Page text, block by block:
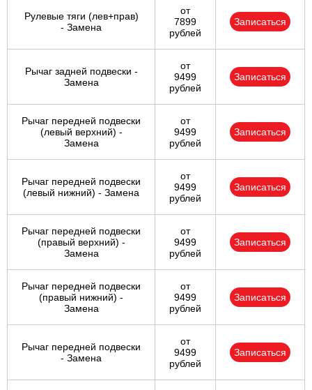
Рулевые тяги (лев+прав)
- Замена
от
7899
рублей
Записаться
Рычаг задней подвески -
Замена
от
9499
рублей
Записаться
Рычаг передней подвески
(левый верхний) -
Замена
от
9499
рублей
Записаться
Рычаг передней подвески
(левый нижний) - Замена
от
9499
рублей
Записаться
Рычаг передней подвески
(правый верхний) -
Замена
от
9499
рублей
Записаться
Рычаг передней подвески
(правый нижний) -
Замена
от
9499
рублей
Записаться
Рычаг передней подвески
- Замена
от
9499
рублей
Записаться